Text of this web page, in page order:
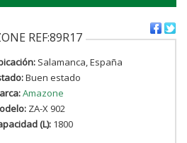
REF:89R17
Salamanca, España
Buen estado
Amazone
ZA-X 902
(L):1800